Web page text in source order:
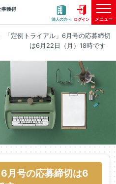
事獲得
法人の方へ ログイン メニュー
「定例トライアル」6月号の応募締切
は6月22日（月）18時です
6月号の応募締切は6